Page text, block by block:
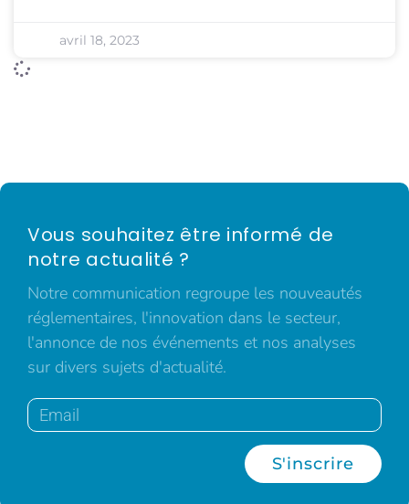
avril 18, 2023
Vous souhaitez être informé de
notre actualité ?
Notre communication regroupe les nouveautés
réglementaires, l'innovation dans le secteur,
l'annonce de nos événements et nos analyses
sur divers sujets d'actualité.
S'inscrire